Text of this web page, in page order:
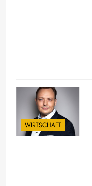
WIRTSCHAFT